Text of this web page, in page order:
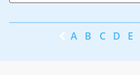
A B C D E